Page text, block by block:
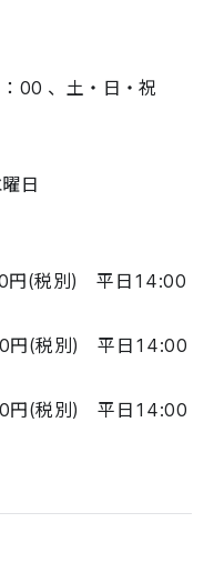
00 、土・日・祝
日
円(税別) 平日14:00
別) 平日14:00
別) 平日14:00